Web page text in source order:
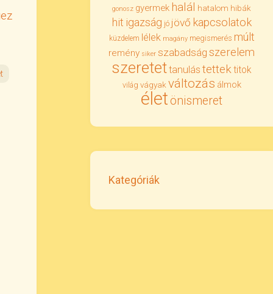
gonosz gyermek halál hatalom hibák
hit igazság jó jövő kapcsolatok
küzdelem lélek magány megismerés múlt
remény siker szabadság szerelem
szeretettanulás tettektitok
világ vágyak változás álmok
életönismeret
Kategóriák